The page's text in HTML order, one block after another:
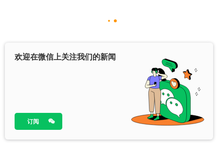
欢迎在微信上关注我们的新闻
订阅